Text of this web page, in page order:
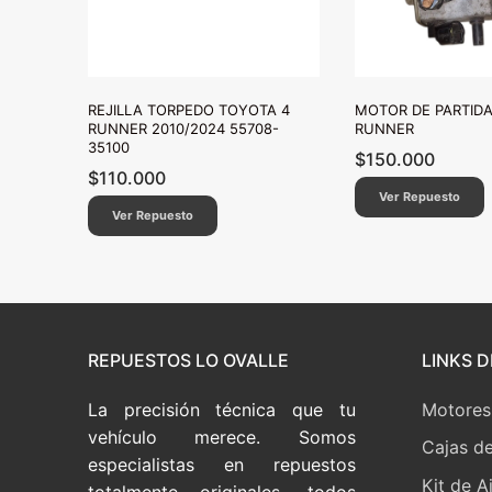
REJILLA TORPEDO TOYOTA 4
RUNNER 2010/2024 55708-
35100
$110.000
Ver Repuesto
MOTOR DE
RUNNER
$150.000
Ver Repuesto
REPUESTOS LO OVALLE
La precisión técnica que tu
vehículo merece. Somos
especialistas en repuestos
LINKS
Cajas
Kit de